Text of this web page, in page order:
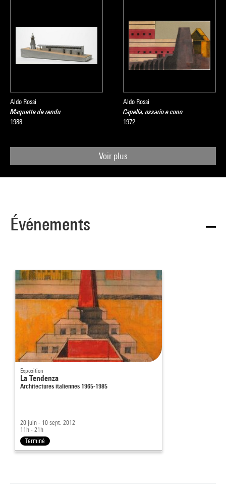
Aldo Rossi
Maquette de rendu
1988
Aldo Rossi
Capella, ossario e cono
1972
Voir plus
Événements
Exposition
La Tendenza
Architectures italiennes 1965-1985
20 juin - 10 sept. 2012
11h - 21h
Terminé